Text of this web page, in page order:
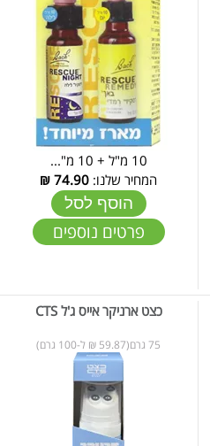
10 מ"ל + 10 מ"...
המחיר שלנו: 74.90
₪
הוסף לסל
פרטים נוספים
כצט ארניקר אייס ג'ל CTS
75 גרם(59.87 ₪ ל-100 גרם)